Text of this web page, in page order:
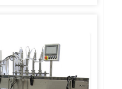
per i modelli di cambio